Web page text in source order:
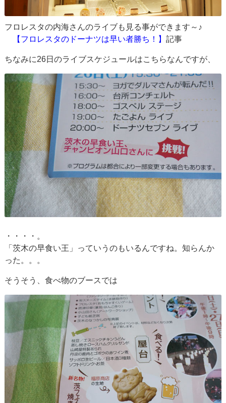
フロレスタの内海さんのライブも見る事ができます～♪
【フロレスタのドーナツは早い者勝ち！】記事
ちなみに26日のライブスケジュールはこちらなんですが、
・・・・。
「茨木の早食い王」っていうのもいるんですね。知らんか
った。。。
そうそう、食べ物のブースでは